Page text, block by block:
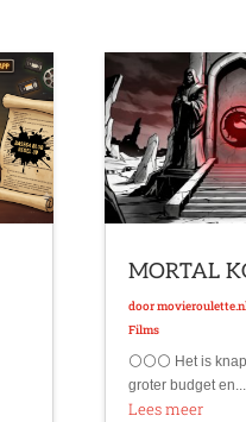
MORTAL
door
Films
⚪⚪⚪ Het is
groter budget en...
Lees meer